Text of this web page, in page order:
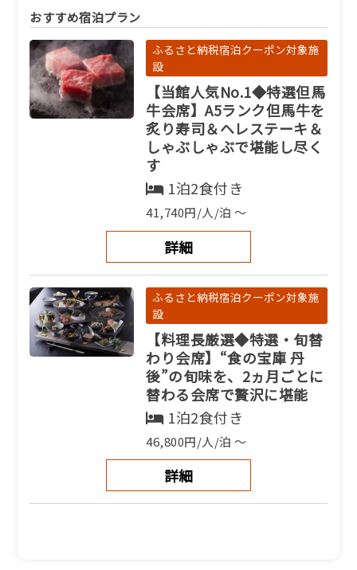
おすすめ宿泊プラン
ふるさと納税宿泊クーポン対象施
設
【当館人気No.1◆特選但馬
牛会席】A5ランク但馬牛を
炙り寿司＆ヘレステーキ＆
しゃぶしゃぶで堪能し尽く
す
1泊2食付き
41,740円/人/泊 ～
詳細
ふるさと納税宿泊クーポン対象施
設
【料理長厳選◆特選・旬替
わり会席】“食の宝庫 丹
後”の旬味を、2ヵ月ごとに
替わる会席で贅沢に堪能
1泊2食付き
46,800円/人/泊 ～
詳細